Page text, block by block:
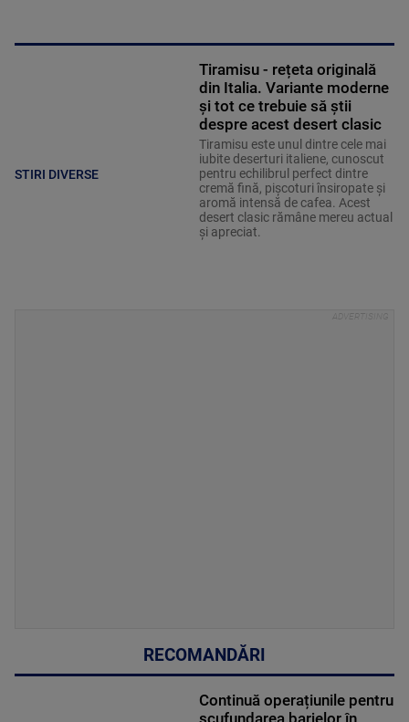
STIRI DIVERSE
Tiramisu - rețeta originală
din Italia. Variante moderne
și tot ce trebuie să știi
despre acest desert clasic
Tiramisu este unul dintre cele mai
iubite deserturi italiene, cunoscut
pentru echilibrul perfect dintre
cremă fină, pișcoturi însiropate și
aromă intensă de cafea. Acest
desert clasic rămâne mereu actual
și apreciat.
RECOMANDĂRI
Continuă operațiunile pentru
scufundarea barjelor în